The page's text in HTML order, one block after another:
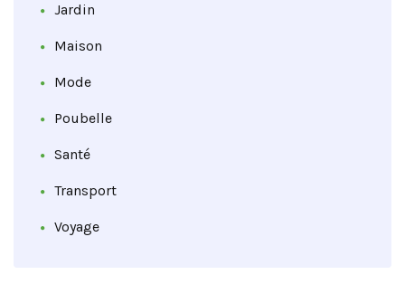
Jardin
Maison
Mode
Poubelle
Santé
Transport
Voyage